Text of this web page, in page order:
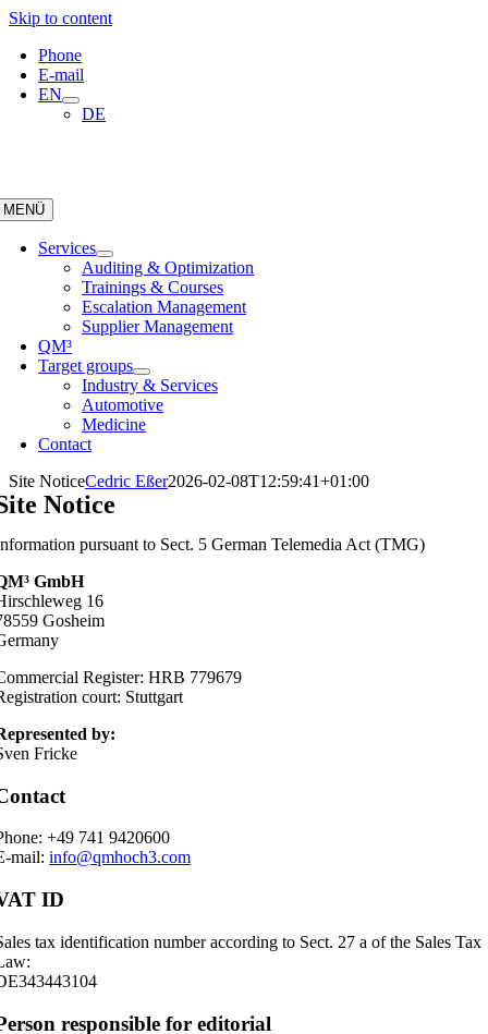
Skip to content
Phone
E-mail
EN
DE
MENÜ
Services
Auditing & Optimization
Trainings & Courses
Escalation Management
Supplier Management
QM³
Target groups
Industry & Services
Automotive
Medicine
Contact
Site NoticeCedric Eßer2026-02-08T12:59:41+01:00
Notice
pursuant to Sect. 5 German Telemedia Act (TMG)
GmbH
16
Gosheim
Register: HRB 779679
court: Stuttgart
by:
Fricke
+49 741 9420600
mail:info@qmhoch3.com
ID
tax identification number according to Sect. 27 a of the Sales Tax
responsible for editorial